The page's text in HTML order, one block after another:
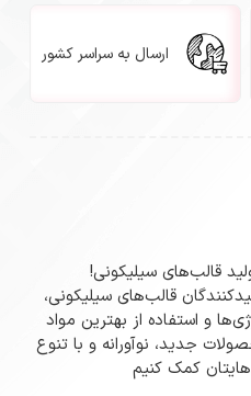
ارسال به سراسر کشور
قالب‌های سیلیکونی!
قالب‌های سیلیکونی،
و استفاده از بهترین مواد
جدید، نوآورانه و با تنوع
کمک کنیم